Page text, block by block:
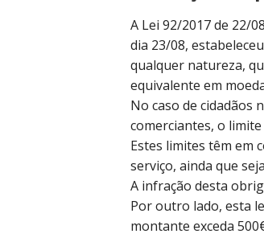
A Lei 92/2017 de 22/
dia 23/08,
qualquer natureza,
equivalente em
No caso de cidadãos
comerciantes, o limite
Estes limites têm em
serviço, ainda que
A infração desta
Por outro lado, esta
montante exceda